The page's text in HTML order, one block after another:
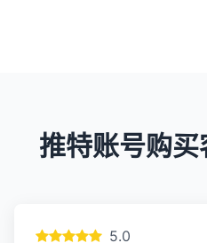
推特账号购
5.0